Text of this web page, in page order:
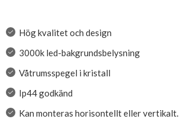
Hög kvalitet och design
3000k led-bakgrundsbelysning
Våtrumsspegel i kristall
Ip44 godkänd
Kan monteras horisontellt eller vertikalt.